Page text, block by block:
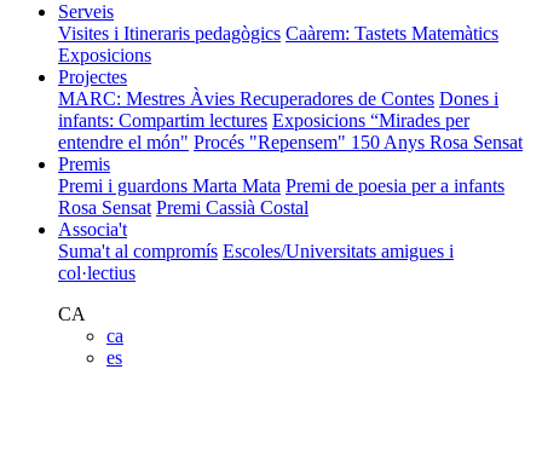
Serveis
Visites i Itineraris pedagògics Caàrem: Tastets Matemàtics
Exposicions
Projectes
MARC: Mestres Àvies Recuperadores de Contes Dones i
infants: Compartim lectures Exposicions “Mirades per
entendre el món" Procés "Repensem" 150 Anys Rosa Sensat
Premis
Premi i guardons Marta Mata Premi de poesia per a infants
Rosa Sensat Premi Cassià Costal
Associa't
Suma't al compromís Escoles/Universitats amigues i
col·lectius
CA
ca
es